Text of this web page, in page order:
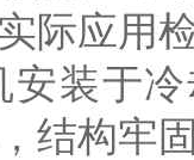
际应用
于冷
结构牢